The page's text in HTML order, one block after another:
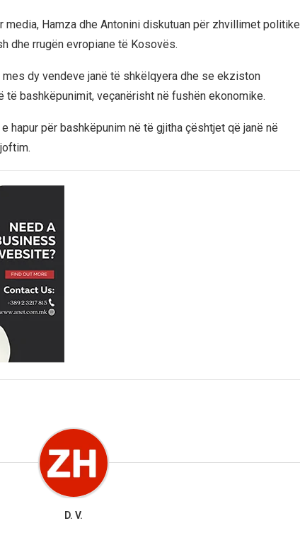
media, Hamza dhe Antonini diskutuan për zhvillimet politike
dhe rrugën evropiane të Kosovës.
dy vendeve janë të shkëlqyera dhe se ekziston
bashkëpunimit, veçanërisht në fushën ekonomike.
hapur për bashkëpunim në të gjitha çështjet që janë në
D. V.